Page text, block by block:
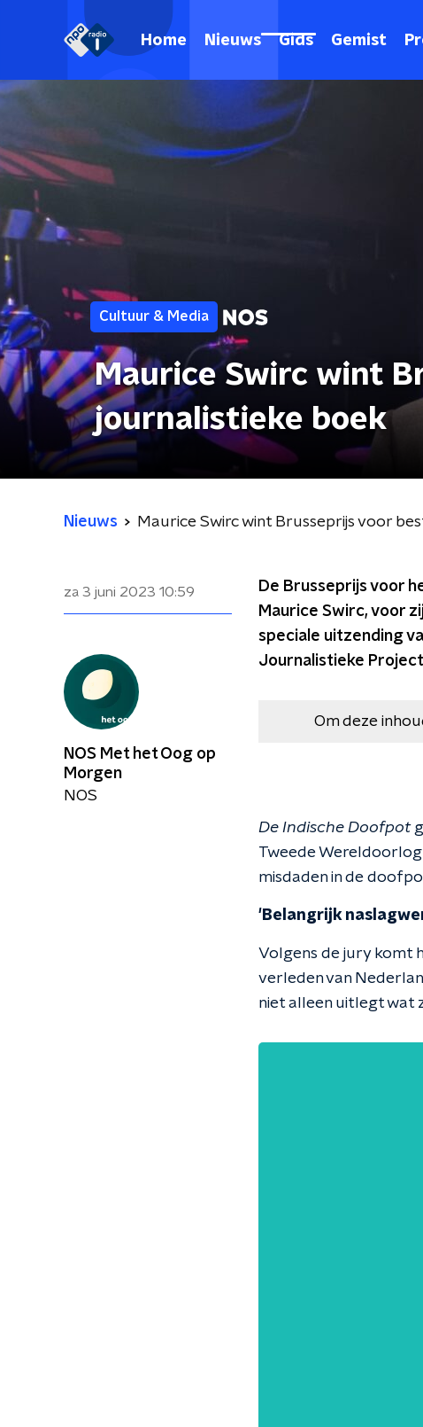
Home Nieuws Gids Gemist
Cultuur & Media
Maurice Swirc wint
journalistieke boek
Nieuws Maurice Swirc wint Brusseprijs voor
za 3 juni 2023 10:59
De Brusseprijs voor
Maurice Swirc, voor
speciale uitzending
Journalistieke
Om deze
De Indische Doofpot
Tweede
misdaden in de
'Belangrijk
Volgens de jury komt
verleden van
niet alleen uitlegt wat
NOS Met het Oog op
Morgen
NOS